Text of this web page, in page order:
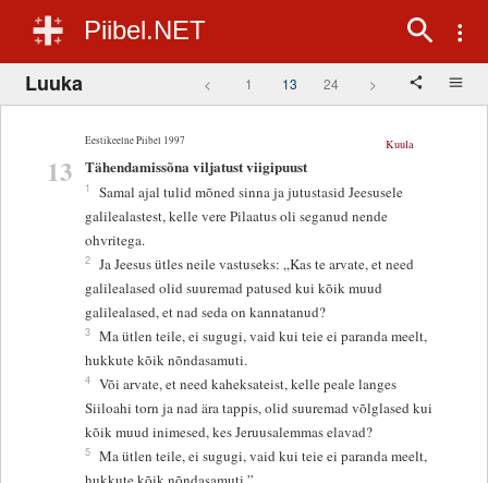
Piibel.NET
Luuka < 1 13 24 >
Eestikeelne Piibel 1997
13
Kuula
Tähendamissõna viljatust viigipuust
1
Samal ajal tulid mõned sinna ja jutustasid Jeesusele
galilealastest, kelle vere Pilaatus oli seganud nende
ohvritega.
2 Ja Jeesus ütles neile vastuseks: „Kas te arvate, et need
galilealased olid suuremad patused kui kõik muud
galilealased, et nad seda on kannatanud?
3 Ma ütlen teile, ei sugugi, vaid kui teie ei paranda meelt,
hukkute kõik nõndasamuti.
4 Või arvate, et need kaheksateist, kelle peale langes
Siiloahi torn ja nad ära tappis, olid suuremad võlglased kui
kõik muud inimesed, kes Jeruusalemmas elavad?
5 Ma ütlen teile, ei sugugi, vaid kui teie ei paranda meelt,